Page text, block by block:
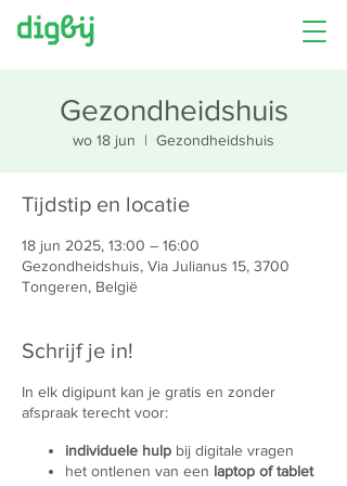
Gezondheidshuis
wo 18 jun
  |
Gezondheidshuis
Tijdstip en locatie
18 jun 2025, 13:00 – 16:00
Gezondheidshuis, Via Julianus 15, 3700
Tongeren, België
Schrijf je in!
In elk digipunt kan je gratis en zonder
afspraak terecht voor:
individuele hulp bij digitale vragen
het ontlenen van een laptop of tablet